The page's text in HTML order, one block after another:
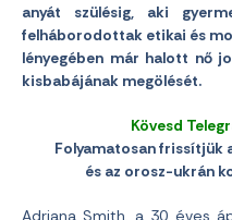
anyát szülésig , aki
felháborodottak etikai és
lényegében már halott nő
kisbabájának megölését.
Kövesd
Folyamatosan frissítjük
és az orosz-ukrán
Adriana Smith, a 30 éves